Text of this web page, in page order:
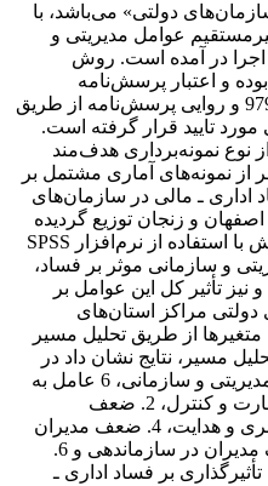
دولتی» می‌باشد، با
عوامل مدیریتی و
اجرا در آمده است. روش
و اعتبار پرسش‌نامه
محقق‌ساخته با آلفای کرونباخ 9794/0 و روایی پرسش‌نامه از طریق
تایید قرار گرفته است.
نوع نمونه‌برداری هدف‌مند
و پرسش‌نامه‌ها در بین 934 نفر از نمونه‌های آماری مشتمل بر
اداری ـ مالی در سازمان‌های
و زنجان توزیع گردیده
است. با توجه به هدف اصلی پژوهش با استفاده از نرم‌افزار SPSS
و سازمانی موثر بر فساد،
تأثیر کل این عوامل بر
مراکز استان‌های
از طریق تحلیل مسیر
مسیر، نتایج نشان داد در
بین 11 متغیر زیرمجموعه عوامل مدیریتی و سازمانی، 6 عامل به
ترتیب شامل: 1. ضعف سیستم نظارت و کنترل، 2. ضعف
ارتباطات، 3. ضعف مدیران در رهبری و هدایت، 4. ضعف مدیران
در بسیج منابع و امکانات، 5. ضعف مدیران در سازماندهی و 6.
بر فساد اداری ـ